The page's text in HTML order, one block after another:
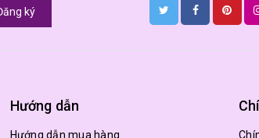
ký
Hướng dẫn
Hướng dẫn mua hàng